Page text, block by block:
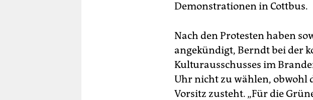
Demonstrationen in Cottbus.
Nach den Protesten haben
angekündigt, Berndt bei der
Kulturausschusses im
Uhr nicht zu wählen, obwohl
Vorsitz zusteht. „Für die